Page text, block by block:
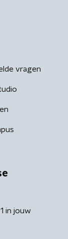
vragen
in jouw